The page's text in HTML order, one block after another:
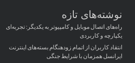
نوشته‌های تازه
راه‌های اتصال موبایل و کامپیوتر به یکدیگر: تجربه‌ای
یکپارچه و کاربردی
انتقاد کاربران از اتمام زودهنگام بسته‌های اینترنت
ایرانسل همزمان با شرایط جنگی